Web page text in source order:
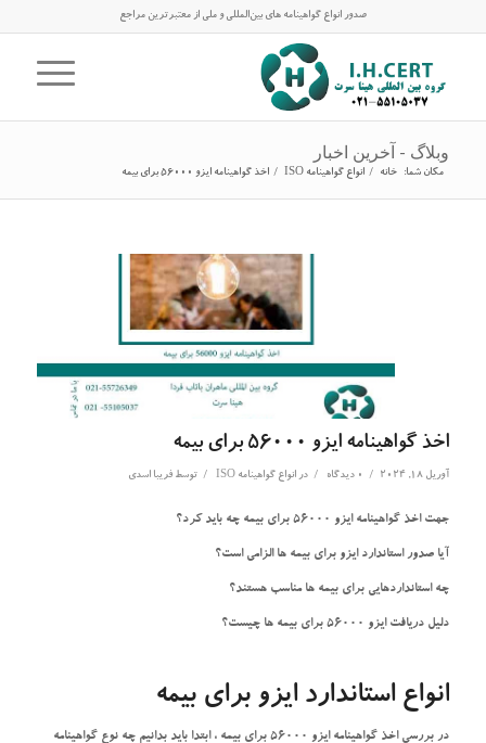
صدور انواع گواهینامه های بین‌المللی و ملی از معتبرترین مراجع
وبلاگ - آخرین اخبار
مکان شما: خانه / انواع گواهینامه ISO / اخذ گواهینامه ایزو 56000 برای بیمه
اخذ گواهینامه ایزو 56000 برای بیمه
آوریل 18, 2024 / 0 دیدگاه / در انواع گواهینامه ISO / توسط فریبا اسدی
جهت اخذ گواهینامه ایزو 56000 برای بیمه چه باید کرد؟
آیا صدور استاندارد ایزو برای بیمه ها الزامی است؟
چه استانداردهایی برای بیمه ها مناسب هستند؟
دلیل دریافت ایزو 56000 برای بیمه ها چیست؟
انواع استاندارد ایزو برای بیمه
در بررسی اخذ گواهینامه ایزو 56000 برای بیمه ، ابتدا باید بدانیم چه نوع گواهینامه